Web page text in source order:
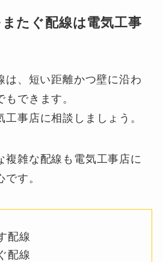
たぐ配線は電気工事
は、短い距離かつ壁に沿わ
できます。
事店に相談しましょう。
複雑な配線も電気工事店に
す。
配線
配線